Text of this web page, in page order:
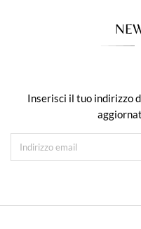
Inserisci il tuo indirizzo